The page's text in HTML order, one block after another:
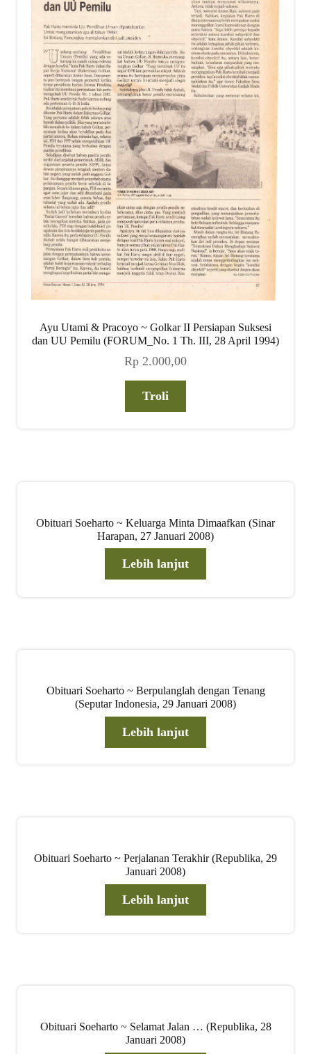
child
menu
Alamat
Rekening
Reseller
Ayu Utami & Pracoyo ~ Golkar II Persiapan Suksesi
dan UU Pemilu (FORUM_No. 1 Th. III, 28 April 1994)
Rp 2.000,00
Troli
Obituari Soeharto ~ Keluarga Minta Dimaafkan (Sinar
Harapan, 27 Januari 2008)
Lebih lanjut
Obituari Soeharto ~ Berpulanglah dengan Tenang
(Seputar Indonesia, 29 Januari 2008)
Lebih lanjut
Obituari Soeharto ~ Perjalanan Terakhir (Republika, 29
Januari 2008)
Lebih lanjut
Obituari Soeharto ~ Selamat Jalan … (Republika, 28
Januari 2008)